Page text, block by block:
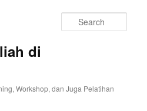
di
Workshop, dan Juga Pelatihan